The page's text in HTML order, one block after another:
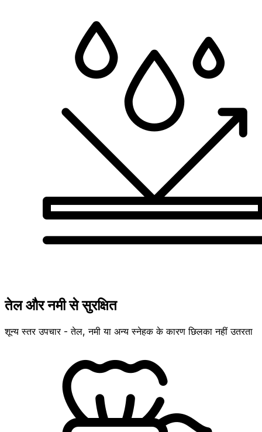
तेल और नमी से सुरक्षित
शून्य स्तर उपचार - तेल, नमी या अन्य स्नेहक के कारण छिलका नहीं उतरता